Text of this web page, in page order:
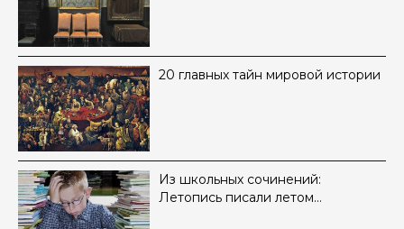
20 главных тайн мировой истории
Из школьных сочинений:
Летопись писали летом…